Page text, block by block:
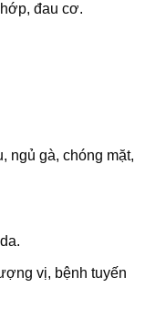
đau cơ.
ngủ gà, chóng mặt,
vị, bệnh tuyến